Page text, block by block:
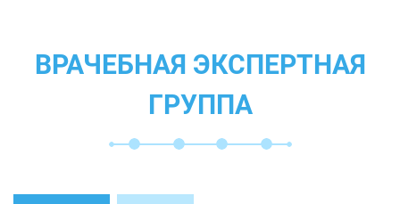
ВРАЧЕБНАЯ ЭКСПЕРТНАЯ
ГРУППА